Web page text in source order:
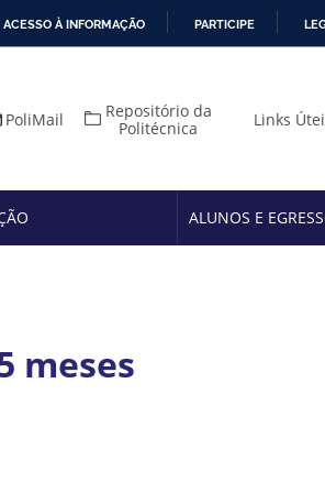
ACESSO À INFORMAÇÃO PARTICIPE
PoliMail
Repositório da
Politécnica
Links
ALUNOS E
meses